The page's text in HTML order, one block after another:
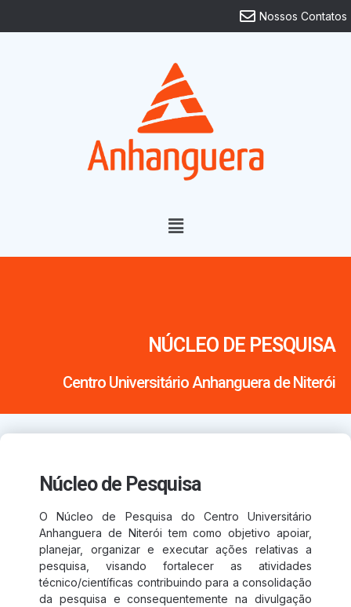
Nossos Contatos
NÚCLEO DE PESQUISA
Centro Universitário Anhanguera de Niterói
Núcleo de Pesquisa
O Núcleo de Pesquisa do Centro Universitário
Anhanguera de Niterói tem como objetivo apoiar,
planejar, organizar e executar ações relativas a
pesquisa, visando fortalecer as atividades
técnico/científicas contribuindo para a consolidação
da pesquisa e consequentemente na divulgação